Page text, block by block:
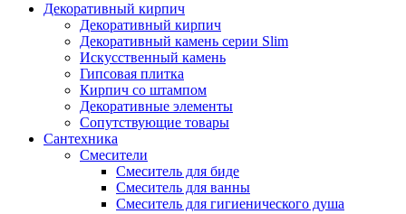
Декоративный кирпич
Декоративный кирпич
Декоративный камень серии Slim
Искусственный камень
Гипсовая плитка
Кирпич со штампом
Декоративные элементы
Сопутствующие товары
Сантехника
Смесители
Смеситель для биде
Смеситель для ванны
Смеситель для гигиенического душа